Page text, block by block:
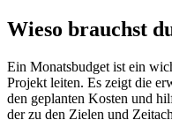
Wieso brauchst
Ein Monatsbudget ist ein
Projekt leiten. Es zeigt die
den geplanten Kosten und
der zu den Zielen und